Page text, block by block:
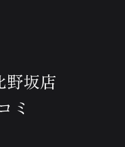
野坂店
ミ